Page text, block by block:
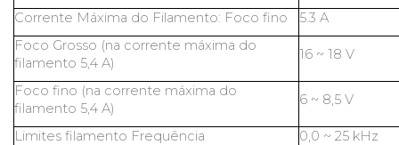
Corrente Máxima do Filamento: Foco fino
5.3 A
Foco Grosso (na corrente máxima do
filamento 5,4 A)
16 ~ 18 V
Foco fino (na corrente máxima do
filamento 5,4 A)
6 ~ 8,5 V
Limites filamento Frequência
0,0 ~ 25 kHz